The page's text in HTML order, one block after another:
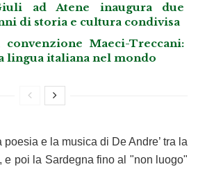
ad Atene inaugura due
di storia e cultura condivisa
Maeci-Treccani:
lingua italiana nel mondo
e la musica di De Andre’ tra la
e poi la Sardegna fino al "non luogo"